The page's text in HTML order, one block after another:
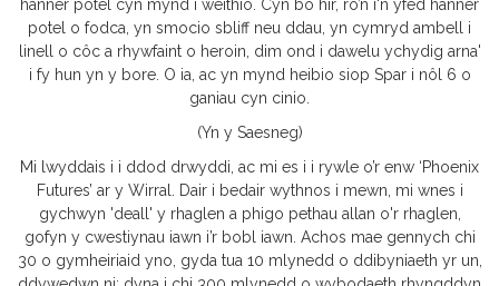
hanner potel cyn mynd i weithio. Cyn bo hir, ro’n i'n yfed hanner
potel o fodca, yn smocio sbliff neu ddau, yn cymryd ambell i
linell o côc a rhywfaint o heroin, dim ond i dawelu ychydig arna'
i fy hun yn y bore. O ia, ac yn mynd heibio siop Spar i nôl 6 o
ganiau cyn cinio.
(Yn y Saesneg)
Mi lwyddais i i ddod drwyddi, ac mi es i i rywle o’r enw ‘Phoenix
Futures’ ar y Wirral. Dair i bedair wythnos i mewn, mi wnes i
gychwyn 'deall' y rhaglen a phigo pethau allan o'r rhaglen,
gofyn y cwestiynau iawn i’r bobl iawn. Achos mae gennych chi
30 o gymheiriaid yno, gyda tua 10 mlynedd o ddibyniaeth yr un,